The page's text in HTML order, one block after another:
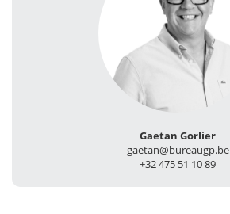
Gaetan Gorlier
gaetan@bureaugp.be
+32 475 51 10 89